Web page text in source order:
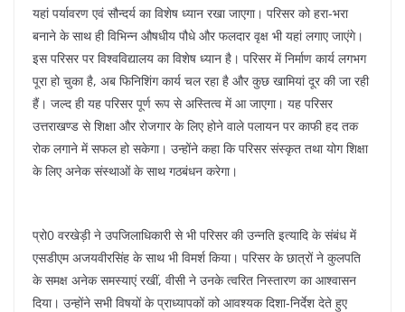
यहां पर्यावरण एवं सौन्दर्य का विशेष ध्यान रखा जाएगा। परिसर को हरा-भरा
बनाने के साथ ही विभिन्न औषधीय पौधे और फलदार वृक्ष भी यहां लगाए जाएंगे।
इस परिसर पर विश्वविद्यालय का विशेष ध्यान है। परिसर में निर्माण कार्य लगभग
पूरा हो चुका है, अब फिनिशिंग कार्य चल रहा है और कुछ खामियां दूर की जा रही
हैं। जल्द ही यह परिसर पूर्ण रूप से अस्तित्व में आ जाएगा। यह परिसर
उत्तराखण्ड से शिक्षा और रोजगार के लिए होने वाले पलायन पर काफी हद तक
रोक लगाने में सफल हो सकेगा। उन्होंने कहा कि परिसर संस्कृत तथा योग शिक्षा
के लिए अनेक संस्थाओं के साथ गठबंधन करेगा।
प्रो0 वरखेड़ी ने उपजिलाधिकारी से भी परिसर की उन्नति इत्यादि के संबंध में
एसडीएम अजयवीरसिंह के साथ भी विमर्श किया। परिसर के छात्रों ने कुलपति
के समक्ष अनेक समस्याएं रखीं, वीसी ने उनके त्वरित निस्तारण का आश्वासन
दिया। उन्होंने सभी विषयों के प्राध्यापकों को आवश्यक दिशा-निर्देश देते हुए